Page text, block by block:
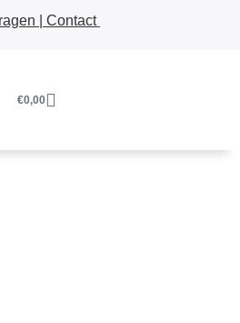
Contact
€0,00